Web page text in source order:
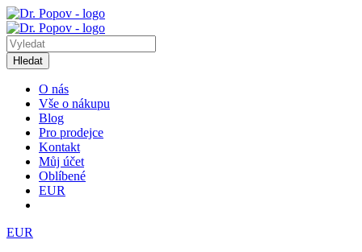
Hledat
O nás
Vše o nákupu
Blog
Pro prodejce
Kontakt
Můj účet
Oblíbené
EUR
EUR